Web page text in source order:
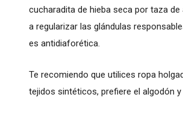
cucharadita de hieba seca por taza de
a regularizar las glándulas
es antidiaforética.
Te recomiendo que utilices ropa
tejidos sintéticos, prefiere el algodón